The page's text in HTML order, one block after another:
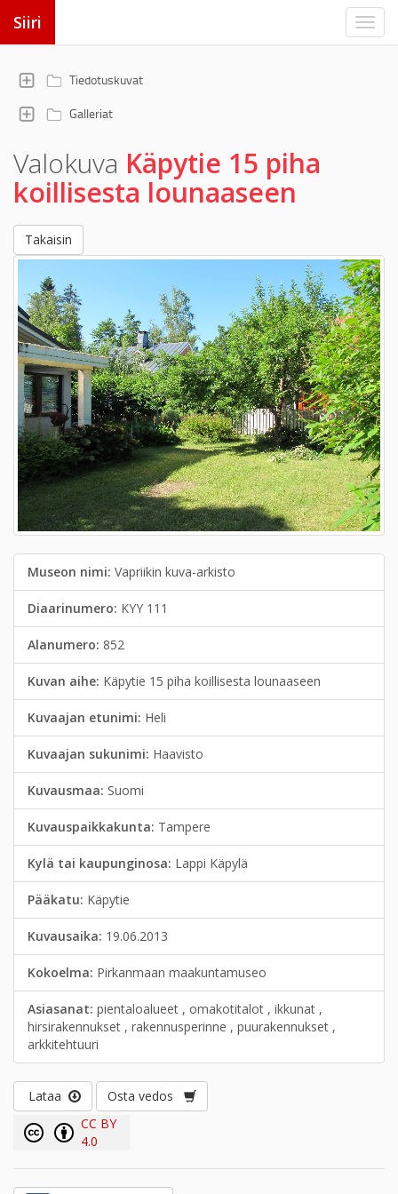
Siiri
Tiedotuskuvat
Galleriat
Valokuva Käpytie 15 piha
koillisesta lounaaseen
Takaisin
Museon nimi: Vapriikin kuva-arkisto
Diaarinumero: KYY 111
Alanumero: 852
Kuvan aihe: Käpytie 15 piha koillisesta lounaaseen
Kuvaajan etunimi: Heli
Kuvaajan sukunimi: Haavisto
Kuvausmaa: Suomi
Kuvauspaikkakunta: Tampere
Kylä tai kaupunginosa: Lappi Käpylä
Pääkatu: Käpytie
Kuvausaika: 19.06.2013
Kokoelma: Pirkanmaan maakuntamuseo
Asiasanat: pientaloalueet , omakotitalot , ikkunat ,
hirsirakennukset , rakennusperinne , puurakennukset ,
arkkitehtuuri
Lataa
Osta vedos
CC BY
4.0